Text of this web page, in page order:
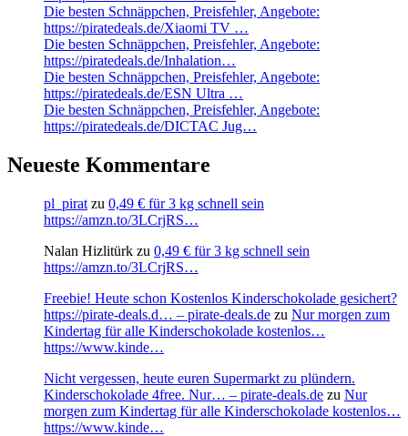
Die besten Schnäppchen, Preisfehler, Angebote:
https://piratedeals.de/Xiaomi TV …
Die besten Schnäppchen, Preisfehler, Angebote:
https://piratedeals.de/Inhalation…
Die besten Schnäppchen, Preisfehler, Angebote:
https://piratedeals.de/ESN Ultra …
Die besten Schnäppchen, Preisfehler, Angebote:
https://piratedeals.de/DICTAC Jug…
Neueste Kommentare
pl_pirat zu 0,49 € für 3 kg schnell sein
https://amzn.to/3LCrjRS…
Nalan Hizlitürk zu 0,49 € für 3 kg schnell sein
https://amzn.to/3LCrjRS…
Freebie! Heute schon Kostenlos Kinderschokolade gesichert?
https://pirate-deals.d… – pirate-deals.de zu Nur morgen zum
Kindertag für alle Kinderschokolade kostenlos…
https://www.kinde…
Nicht vergessen, heute euren Supermarkt zu plündern.
Kinderschokolade 4free. Nur… – pirate-deals.de zu Nur
morgen zum Kindertag für alle Kinderschokolade kostenlos…
https://www.kinde…